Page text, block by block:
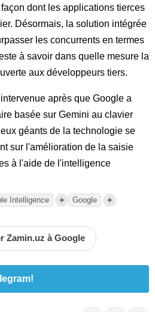
dont les applications tierces
Désormais, la solution intégrée
les concurrents en termes
à savoir dans quelle mesure la
aux développeurs tiers.
après que Google a
basée sur Gemini au clavier
géants de la technologie se
sur l'amélioration de la saisie
à l'aide de l'intelligence
Intelligence + Google +
Zamin.uz à Google